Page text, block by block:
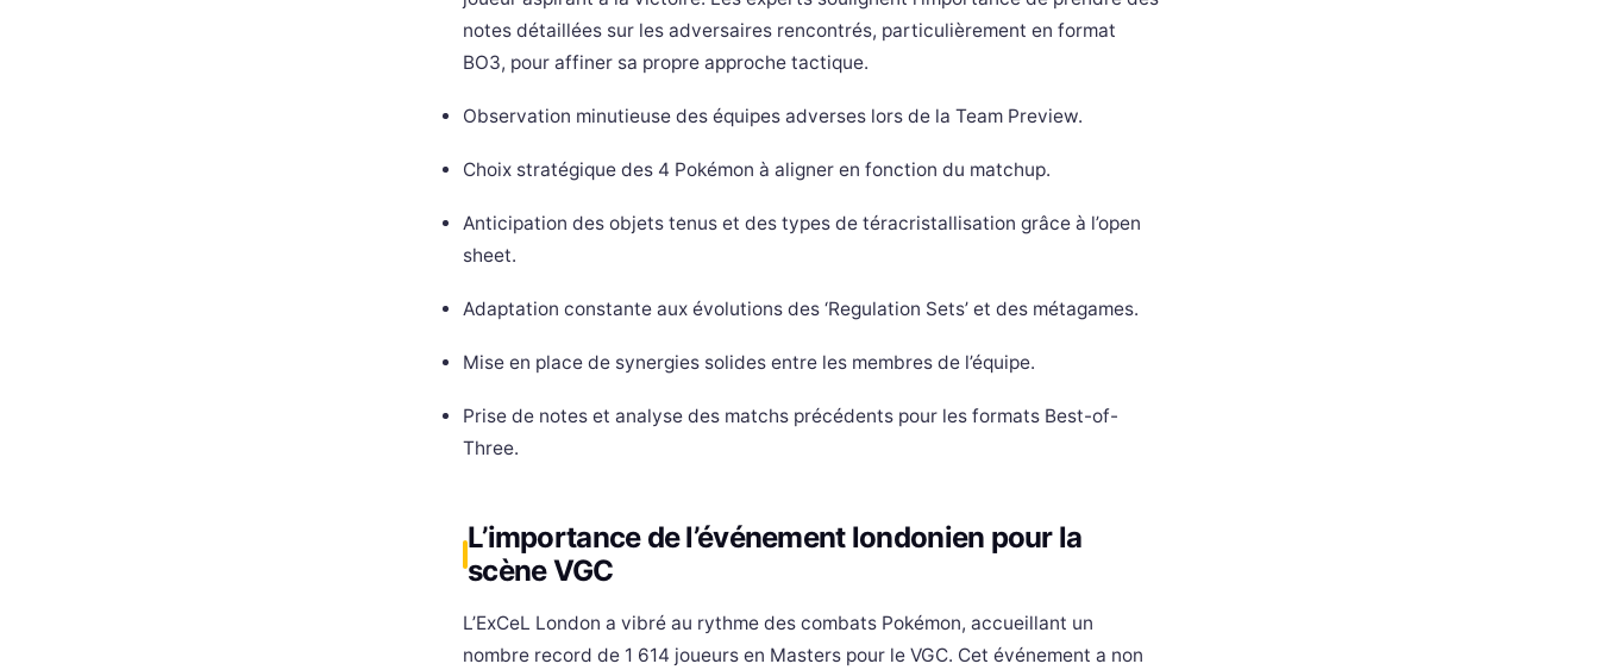
notes détaillées sur les adversaires rencontrés, particulièrement en format
BO3, pour affiner sa propre approche tactique.
Observation minutieuse des équipes adverses lors de la Team Preview.
Choix stratégique des 4 Pokémon à aligner en fonction du matchup.
Anticipation des objets tenus et des types de téracristallisation grâce à l’open
sheet.
Adaptation constante aux évolutions des ‘Regulation Sets’ et des métagames.
Mise en place de synergies solides entre les membres de l’équipe.
Prise de notes et analyse des matchs précédents pour les formats Best-of-
Three.
L’importance de l’événement londonien pour la
scène VGC
L’ExCeL London a vibré au rythme des combats Pokémon, accueillant un
nombre record de 1 614 joueurs en Masters pour le VGC. Cet événement a non